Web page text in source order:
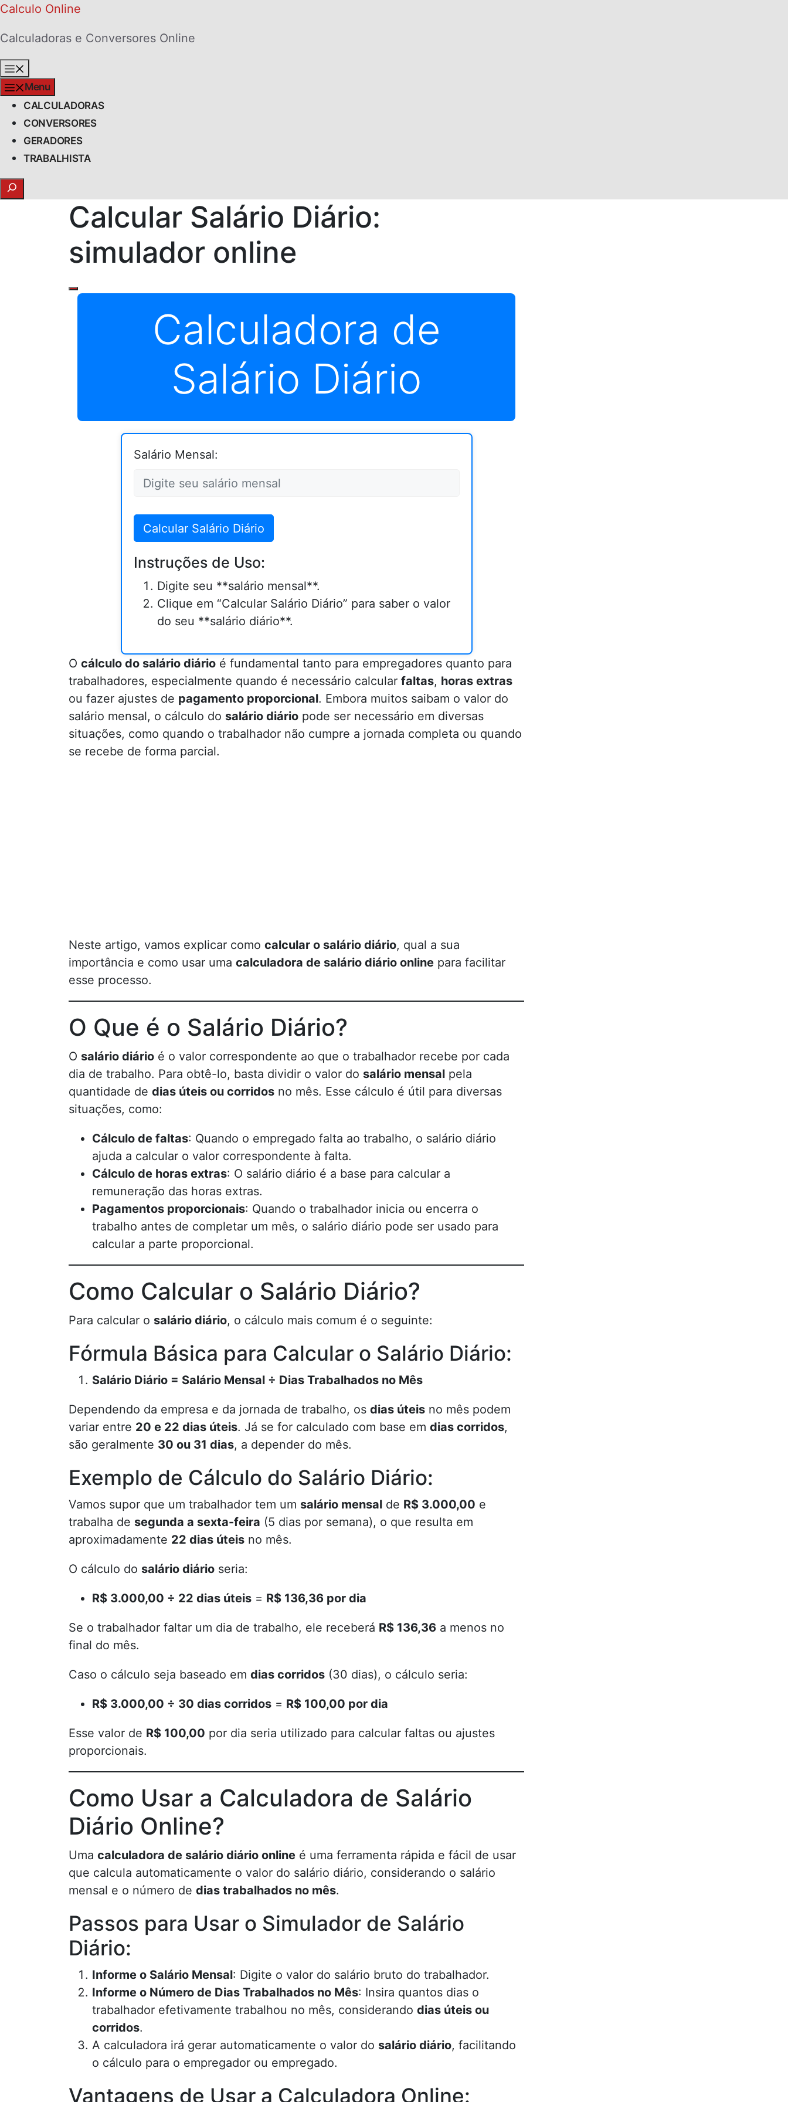
Skip
content
Calculo Online
Calculadoras e Conversores Online
Menu
CALCULADORAS
CONVERSORES
GERADORES
TRABALHISTA
Search
Calcular Salário Diário:
simulador online
Calculadora de
Salário Diário
Salário Mensal:
Calcular Salário Diário
Instruções de Uso:
Digite seu **salário mensal**.
Clique em “Calcular Salário Diário” para saber o valor
do seu **salário diário**.
O cálculo do salário diário é fundamental tanto para empregadores quanto para
trabalhadores, especialmente quando é necessário calcular faltas, horas extras
ou fazer ajustes de pagamento proporcional. Embora muitos saibam o valor do
salário mensal, o cálculo do salário diário pode ser necessário em diversas
situações, como quando o trabalhador não cumpre a jornada completa ou quando
se recebe de forma parcial.
Neste artigo, vamos explicar como calcular o salário diário, qual a sua
importância e como usar uma calculadora de salário diário online para facilitar
esse processo.
O Que é o Salário Diário?
O salário diário é o valor correspondente ao que o trabalhador recebe por cada
dia de trabalho. Para obtê-lo, basta dividir o valor do salário mensal pela
quantidade de dias úteis ou corridos no mês. Esse cálculo é útil para diversas
situações, como:
Cálculo de faltas: Quando o empregado falta ao trabalho, o salário diário
ajuda a calcular o valor correspondente à falta.
Cálculo de horas extras: O salário diário é a base para calcular a
remuneração das horas extras.
Pagamentos proporcionais: Quando o trabalhador inicia ou encerra o
trabalho antes de completar um mês, o salário diário pode ser usado para
calcular a parte proporcional.
Como Calcular o Salário Diário?
Para calcular o salário diário, o cálculo mais comum é o seguinte:
Fórmula Básica para Calcular o Salário Diário:
Salário Diário = Salário Mensal ÷ Dias Trabalhados no Mês
Dependendo da empresa e da jornada de trabalho, os dias úteis no mês podem
variar entre 20 e 22 dias úteis. Já se for calculado com base em dias corridos,
são geralmente 30 ou 31 dias, a depender do mês.
Exemplo de Cálculo do Salário Diário:
Vamos supor que um trabalhador tem um salário mensal de R$ 3.000,00 e
trabalha de segunda a sexta-feira (5 dias por semana), o que resulta em
aproximadamente 22 dias úteis no mês.
O cálculo do salário diário seria:
R$ 3.000,00 ÷ 22 dias úteis = R$ 136,36 por dia
Se o trabalhador faltar um dia de trabalho, ele receberá R$ 136,36 a menos no
final do mês.
Caso o cálculo seja baseado em dias corridos (30 dias), o cálculo seria:
R$ 3.000,00 ÷ 30 dias corridos = R$ 100,00 por dia
Esse valor de R$ 100,00 por dia seria utilizado para calcular faltas ou ajustes
proporcionais.
Como Usar a Calculadora de Salário
Diário Online?
Uma calculadora de salário diário online é uma ferramenta rápida e fácil de usar
que calcula automaticamente o valor do salário diário, considerando o salário
mensal e o número de dias trabalhados no mês.
Passos para Usar o Simulador de Salário
Diário:
Informe o Salário Mensal: Digite o valor do salário bruto do trabalhador.
Informe o Número de Dias Trabalhados no Mês: Insira quantos dias o
trabalhador efetivamente trabalhou no mês, considerando dias úteis ou
corridos.
A calculadora irá gerar automaticamente o valor do salário diário, facilitando
o cálculo para o empregador ou empregado.
Vantagens de Usar a Calculadora Online: